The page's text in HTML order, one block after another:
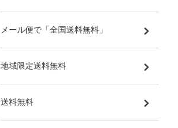
メール便で「全国送料無料」
地域限定送料無料
送料無料